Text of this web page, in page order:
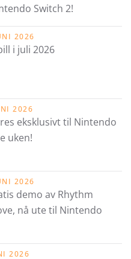
Switch 2!
2026
i juli 2026
2026
eksklusivt til Nintendo
uken!
2026
demo av Rhythm
nå ute til Nintendo
2026